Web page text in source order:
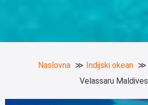
Naslovna Indijski okean
Velassaru Maldives